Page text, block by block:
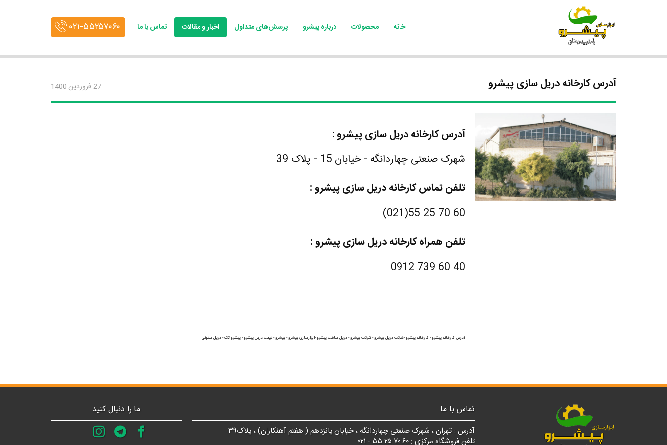
خانه محصولات درباره پیشرو پرسش‌های متداول اخبار و مقالات تماس با ما ۰۲۱-۵۵۲۵۷۰۶۰
آدرس کارخانه دریل سازی پیشرو 27 فروردین 1400
آدرس کارخانه دریل سازی پیشرو :
شهرک صنعتی چهاردانگه - خیابان 15 - پلاک 39
تلفن تماس کارخانه دریل سازی پیشرو :
60 70 25 55(021)
تلفن همراه کارخانه دریل سازی پیشرو :
40 60 739 0912
آدرس کارخانه پیشرو - کارخانه پیشرو -شرکت دریل پیشرو - شرکت پیشرو - دریل ساخت پیشرو -ابزارسازی پیشرو - پیشرو - قیمت دریل پیشرو - پیشرو تک - دریل ستونی
تماس با ما
آدرس : تهران ، شهرک صنعتی چهاردانگه ، خیابان پانزدهم ( هفتم آهنکاران) ، پلاک۳۹
تلفن فروشگاه مرکزی : ۶۰ ۷۰ ۲۵ ۵۵ - ۰۲۱
ما را دنبال کنید